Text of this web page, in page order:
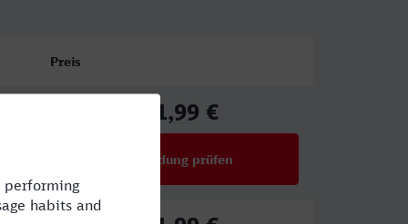
Preis
91,99 €
Verbindung prüfen